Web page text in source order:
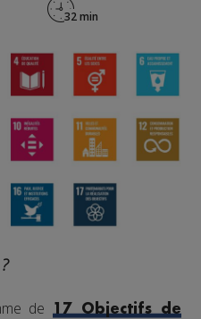
de17 Objectifs de